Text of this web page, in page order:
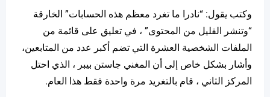
وكتب يقول: “نادرا ما تغرد معظم هذه الحسابات” الخارقة
“وتنشر القليل من المحتوى” ، في تعليق على قائمة من
الملفات الشخصية العشرة التي تضم أكبر عدد من المتابعين،
وأشار بشكل خاص إلى أن المغني جاستن بيبر ، الذي احتل
المركز الثاني ، قام بالتغريد مرة واحدة فقط هذا العام.